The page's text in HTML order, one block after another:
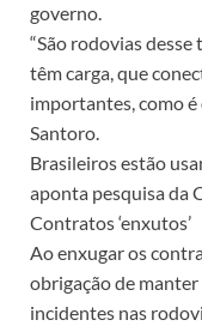
governo.
“São rodovias
têm carga, que
importantes, como é
Santoro.
Brasileiros estão
aponta pesquisa da
Contratos ‘enxutos’
Ao enxugar os
obrigação de manter
incidentes nas